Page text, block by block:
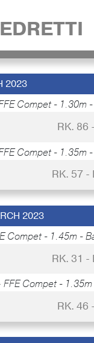
2023
Compet - 1.30m
RK. 86
Compet - 1.35m
RK. 57 -
2023
Compet - 1.45m -
RK. 31 -
FFE Compet -
RK. 46